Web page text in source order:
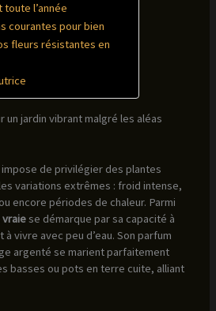
l’année
courantes pour bien
fleurs résistantes en
jardin vibrant malgré les aléas
de privilégier des plantes
variations extrêmes : froid intense,
encore périodes de chaleur. Parmi
vraiese démarque par sa capacité à
à vivre avec peu d’eau. Son parfum
argenté se marient parfaitement
basses ou pots en terre cuite, alliant